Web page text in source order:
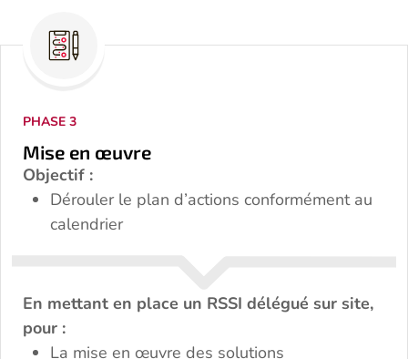
PHASE 3
Mise en œuvre
Objectif :
Dérouler le plan d’actions conformément au
calendrier
En mettant en place un RSSI délégué sur site,
pour :
La mise en œuvre des solutions